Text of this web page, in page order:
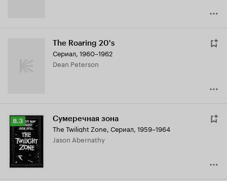
The Roaring 20's
Сериал, 1960–1962
Dean Peterson
Рейтинг
Кинопоиска
8.3
8.3 Сумеречная зона
The Twilight Zone, Сериал, 1959–1964
Jason Abernathy